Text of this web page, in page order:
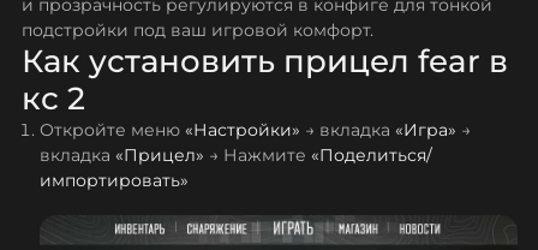
и прозрачность регулируются в конфиге для тонкой
подстройки под ваш игровой комфорт.
Как установить прицел fear в
кс 2
Откройте меню «Настройки» → вкладка «Игра» →
вкладка «Прицел» → Нажмите «Поделиться/
импортировать»